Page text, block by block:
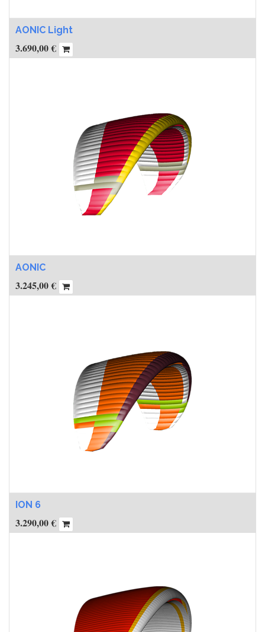
AONIC Light
3.690,00€
AONIC
3.245,00€
ION 6
3.290,00€